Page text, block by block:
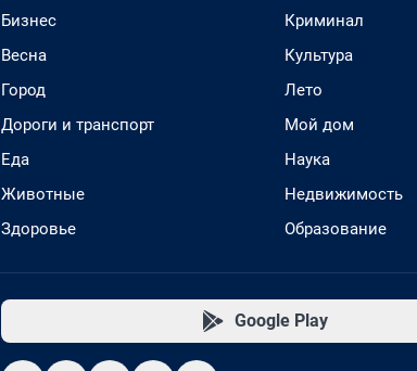
Бизнес
Весна
Город
Дороги и транспорт
Еда
Животные
Здоровье
Криминал
Культура
Лето
Мой дом
Наука
Недвижимость
Образование
Google Play